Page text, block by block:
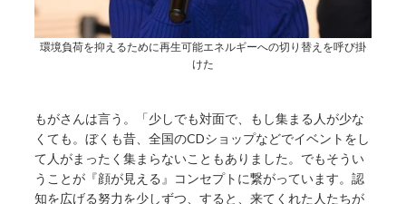
環境負荷を抑えるために再生可能エネルギーへの切り替えを呼び掛
けた
もがさんは言う。「少しでも対面で、もし集まる人が少な
くても。ぼくも昔、全国のCDショップなどでイベントをし
て人がまったく集まらないこともありました。でもそうい
うことが『顔が見える』コンセプトに繋がっています。認
知を広げる努力を少しずつ、すると、来てくれた人たちが